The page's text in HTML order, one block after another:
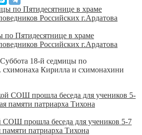
по Пятидесятнице в храме
Российских г.Ардатова
Суббота 18-й седмицы по
схимонаха Кирилла и схимонахини
СОШ прошла беседа для учеников 5-7
патриарха Тихона